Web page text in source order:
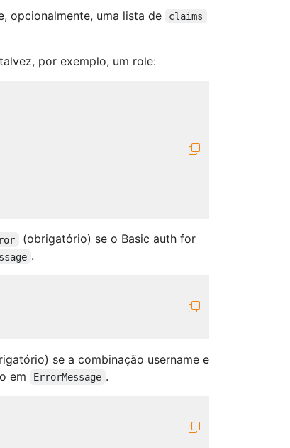
opcionalmente, uma lista de claims
por exemplo, um role:
(obrigatório) se o Basic auth for
.
se a combinação username e
em
ErrorMessage .